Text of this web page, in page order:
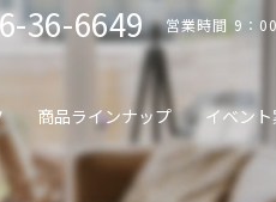
商品ラインナップ イベン
36-6649 営業時間 9：